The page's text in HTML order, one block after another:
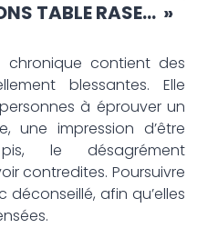
TABLE RASE… »
chronique contient des
blessantes. Elle
à éprouver un
une impression d’être
le désagrément
contredites. Poursuivre
afin qu’elles